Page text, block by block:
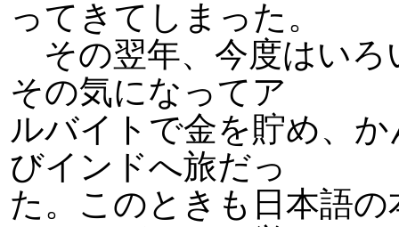
ってきてしまった。
その翌年、今度はいろ
その気になってア
ルバイトで金を貯め、
びインドへ旅だっ
た。このときも日本語